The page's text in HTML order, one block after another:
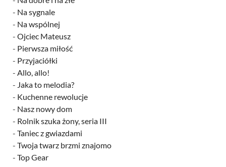
- Na sygnale
- Na wspólnej
- Ojciec Mateusz
- Pierwsza miłość
- Przyjaciółki
- Allo, allo!
- Jaka to melodia?
- Kuchenne rewolucje
- Nasz nowy dom
- Rolnik szuka żony, seria III
- Taniec z gwiazdami
- Twoja twarz brzmi znajomo
- Top Gear